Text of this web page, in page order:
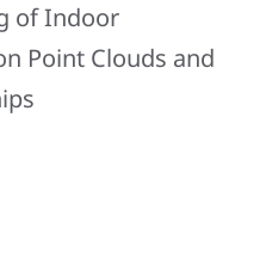
of Indoor
Point Clouds and